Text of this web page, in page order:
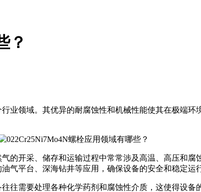
？
业领域。其优异的耐腐蚀性和机械性能使其在极端
的开采、储存和运输过程中常常涉及高温、高压和
气平台、深海钻井等应用，确保设备的安全和稳定运
往需要处理各种化学药剂和腐蚀性介质，这使得设备